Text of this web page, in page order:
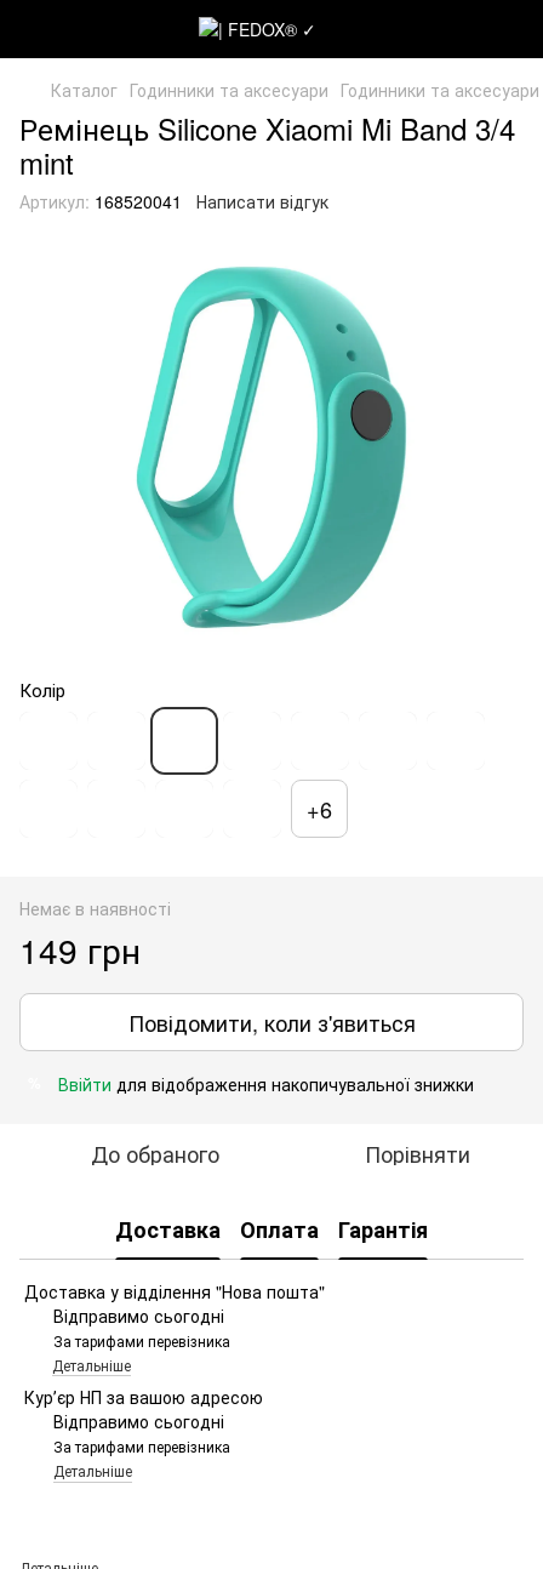
Каталог Годинники та аксесуари Годинники та
Ремінець Silicone Xiaomi Mi Band 3/4
mint
Артикул: 168520041 Написати відгук
Колір
+6
Немає в наявності
149 грн
Повідомити, коли з'явиться
Ввійти для відображення накопичувальної знижки
До обраного Порівняти
Доставка Оплата Гарантія
Доставка у відділення "Нова пошта"
Відправимо сьогодні
За тарифами перевізника
Детальніше
Курʼєр НП за вашою адресою
Відправимо сьогодні
За тарифами перевізника
Детальніше